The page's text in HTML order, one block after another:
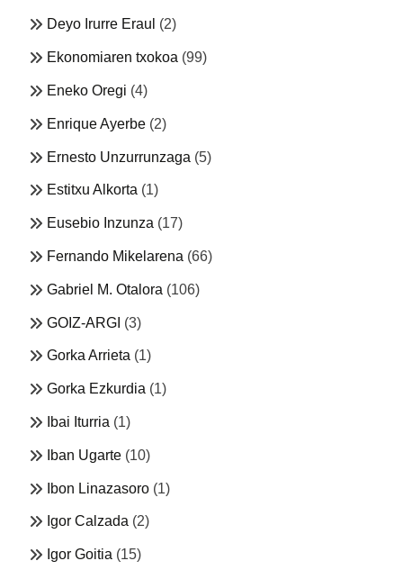
Deyo Irurre Eraul (2)
Ekonomiaren txokoa (99)
Eneko Oregi (4)
Enrique Ayerbe (2)
Ernesto Unzurrunzaga (5)
Estitxu Alkorta (1)
Eusebio Inzunza (17)
Fernando Mikelarena (66)
Gabriel M. Otalora (106)
GOIZ-ARGI (3)
Gorka Arrieta (1)
Gorka Ezkurdia (1)
Ibai Iturria (1)
Iban Ugarte (10)
Ibon Linazasoro (1)
Igor Calzada (2)
Igor Goitia (15)